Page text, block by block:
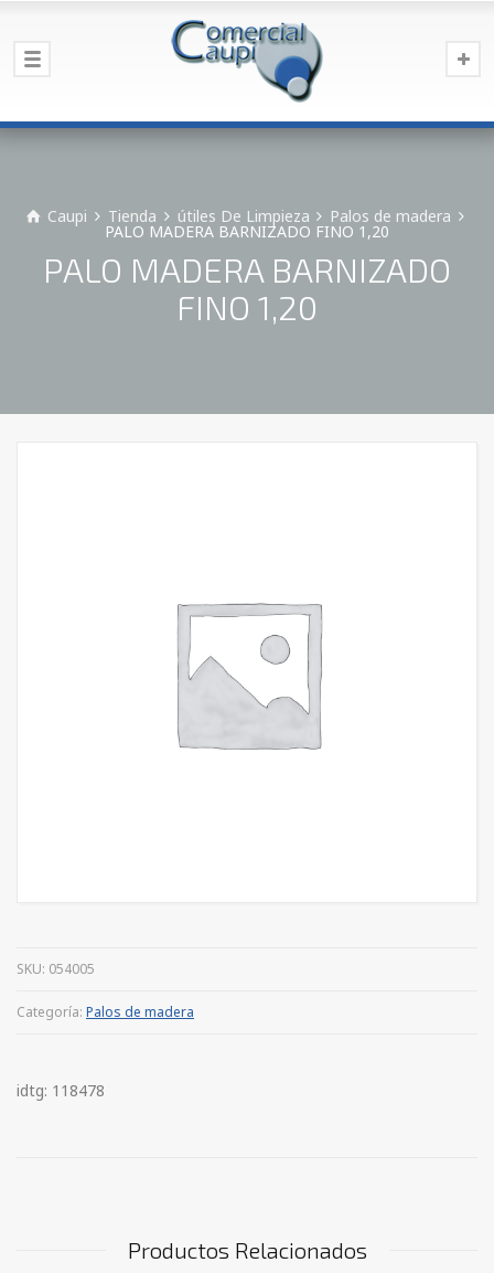
Caupi Tienda útiles De Limpieza Palos de madera
PALO MADERA BARNIZADO FINO 1,20
PALO MADERA BARNIZADO
FINO 1,20
SKU: 054005
Categoría: Palos de madera
idtg: 118478
Productos Relacionados